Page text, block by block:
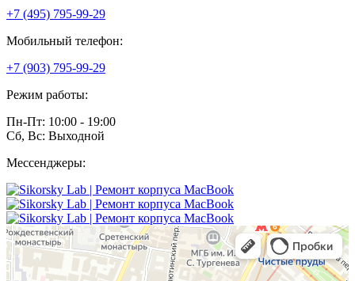
+7 (495) 795-99-29
Мобильный телефон:
+7 (903) 795-99-29
Режим работы:
Пн-Пт: 10:00 - 19:00
Сб, Вс: Выходной
Мессенджеры: